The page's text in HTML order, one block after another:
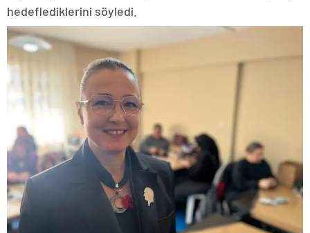
hedeflediklerini söyledi.